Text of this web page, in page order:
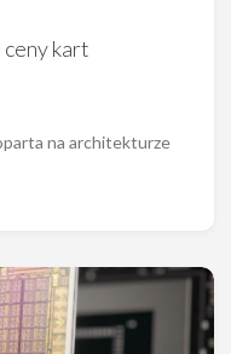
kart
na architekturze